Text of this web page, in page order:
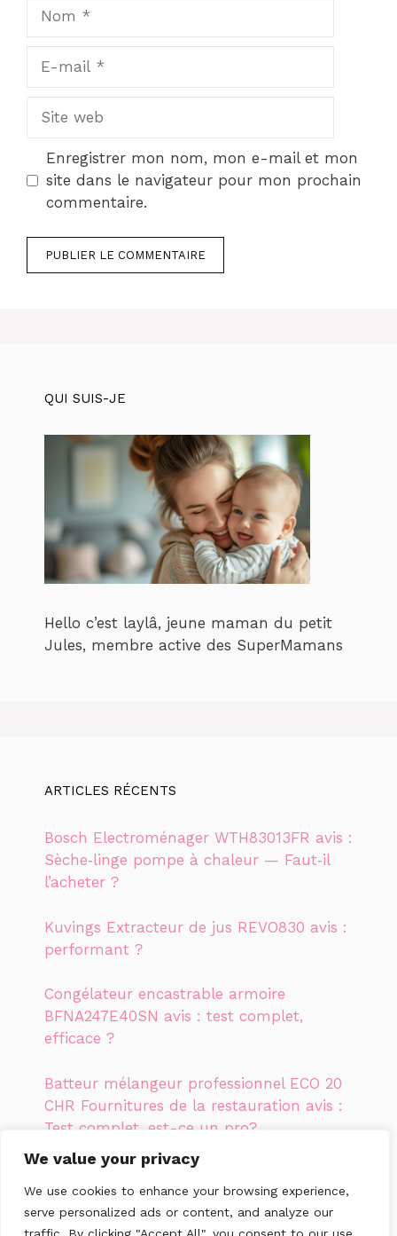
We value your privacy
We use cookies to enhance your browsing experience,
serve personalized ads or content, and analyze our
Site
Enregistrer mon nom, mon e-mail et mon
site dans le navigateur pour mon prochain
commentaire.
QUI SUIS-JE
Hello c’est laylâ, jeune maman du petit
Jules, membre active des SuperMamans
ARTICLES RÉCENTS
Bosch Electroménager WTH83013FR avis :
Sèche‑linge pompe à chaleur — Faut‑il
l’acheter ?
Kuvings Extracteur de jus REVO830 avis :
performant ?
Congélateur encastrable armoire
BFNA247E40SN avis : test complet,
efficace ?
Batteur mélangeur professionnel ECO 20
CHR Fournitures de la restauration avis :
Test complet, est-ce un pro?
Kuvings Extracteur de jus CS600 Inox avis
: Notre test, performant ?